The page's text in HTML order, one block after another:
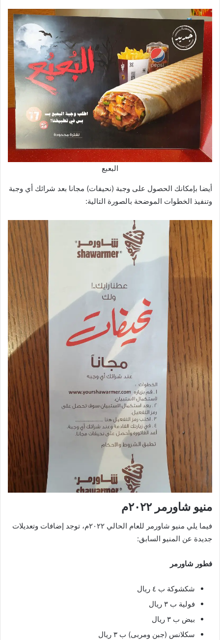
البعبع
أيضا بإمكانك الحصول على وجبة (نحيفات) مجانا بعد شرائك أي وجبة
وتنفيذ الخطوات الموضحة بالصورة التالية:
منيو شاورمر ٢٠٢٢م
فيما يلي منيو شاورمر للعام الحالي ٢٠٢٢م، توجد إضافات وتعديلات
جديدة عن المنيو السابق:
فطور شاورمر
شكشوكة ب ٤ ريال
فولية ب ٣ ريال
بيض ب ٣ ريال
سكلانس (جبن ومربى) ب ٣ ريال